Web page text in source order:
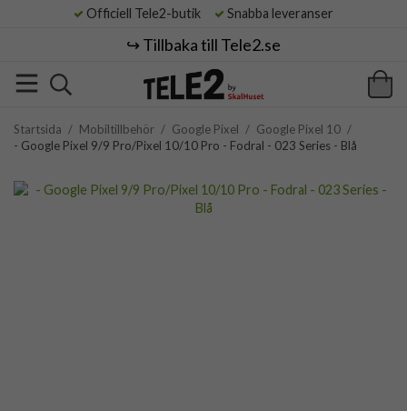
Officiell Tele2-butik Snabba leveranser
↪️ Tillbaka till Tele2.se
Startsida / Mobiltillbehör / Google Pixel / Google Pixel 10 /
- Google Pixel 9/9 Pro/Pixel 10/10 Pro - Fodral - 023 Series - Blå